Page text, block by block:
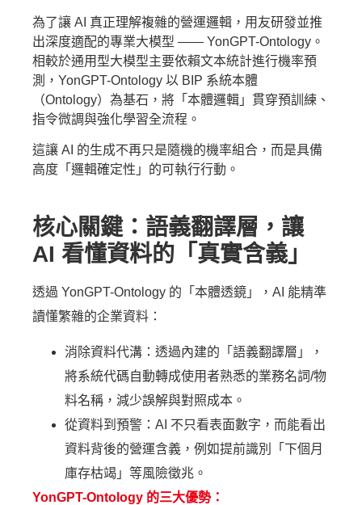
為了讓 AI 真正理解複雜的營運邏輯，用友研發並推
出深度適配的專業大模型 —— YonGPT-Ontology。
相較於通用型大模型主要依賴文本統計進行機率預
測，YonGPT-Ontology 以 BIP 系統本體
（Ontology）為基石，將「本體邏輯」貫穿預訓練、
指令微調與強化學習全流程。
這讓 AI 的生成不再只是隨機的機率組合，而是具備
高度「邏輯確定性」的可執行行動。
核心關鍵：語義翻譯層，讓
AI 看懂資料的「真實含義」
透過 YonGPT-Ontology 的「本體透鏡」，AI 能精準
讀懂繁雜的企業資料：
消除資料代溝：透過內建的「語義翻譯層」，
將系統代碼自動轉成使用者熟悉的業務名詞/物
料名稱，減少誤解與對照成本。
從資料到預警：AI 不只看表面數字，而能看出
資料背後的營運含義，例如提前識別「下個月
庫存枯竭」等風險徵兆。
YonGPT-Ontology 的三大優勢：